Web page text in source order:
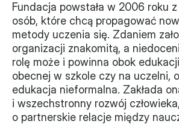
Historia i działania
Narzędzie samooceny
Kalendarz działań
Projekty
Fundacja powstała w 2006 roku
osób, które chcą propagować
metody uczenia się. Zdaniem
organizacji znakomitą, a
rolę może i powinna obok
obecnej w szkole czy na uczelni,
edukacja nieformalna. Zakłada
i wszechstronny rozwój
o partnerskie relacje między